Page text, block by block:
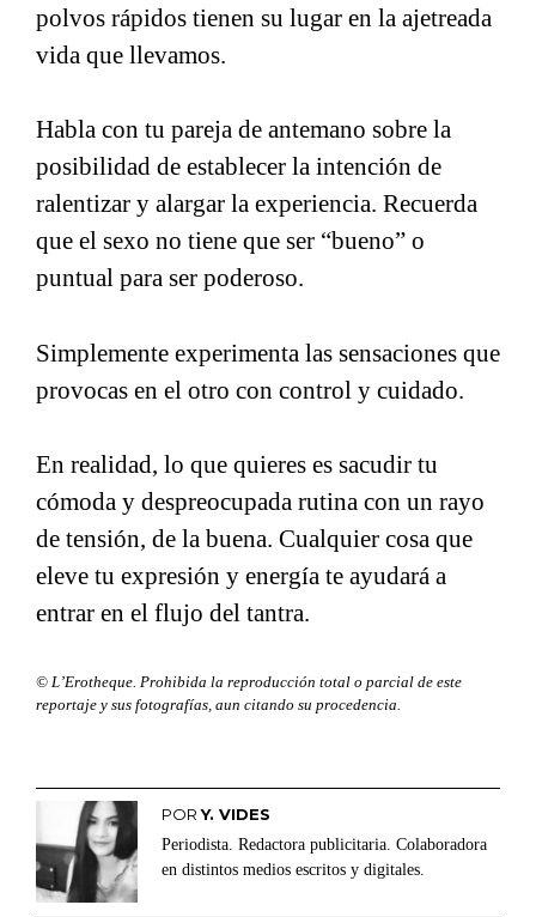
polvos rápidos tienen su lugar en la ajetreada
vida que llevamos.
Habla con tu pareja de antemano sobre la
posibilidad de establecer la intención de
ralentizar y alargar la experiencia. Recuerda
que el sexo no tiene que ser “bueno” o
puntual para ser poderoso.
Simplemente experimenta las sensaciones que
provocas en el otro con control y cuidado.
En realidad, lo que quieres es sacudir tu
cómoda y despreocupada rutina con un rayo
de tensión, de la buena. Cualquier cosa que
eleve tu expresión y energía te ayudará a
entrar en el flujo del tantra.
© L’Erotheque. Prohibida la reproducción total o parcial de este
reportaje y sus fotografías, aun citando su procedencia.
PORY. VIDES
Periodista. Redactora publicitaria. Colaboradora
en distintos medios escritos y digitales.